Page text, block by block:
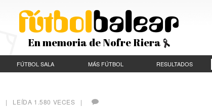
En memoria de Nofre Riera
FÚTBOL SALA MÁS FÚTBOL RESULTADOS
| LEÍDA 1.580 VECES |